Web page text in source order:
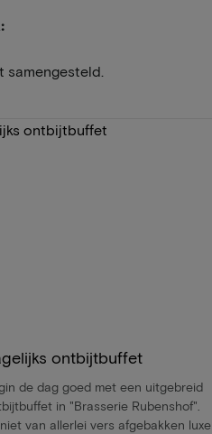
ontbijtbuffet
de dag goed met een uitgebreid
in "Brasserie Rubenshof".
van allerlei vers afgebakken luxe